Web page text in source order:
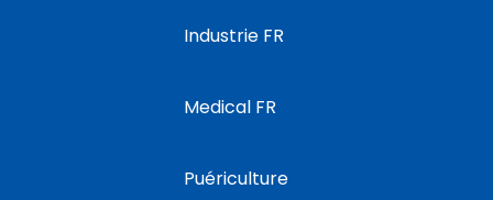
Industrie FR
Medical FR
Puériculture